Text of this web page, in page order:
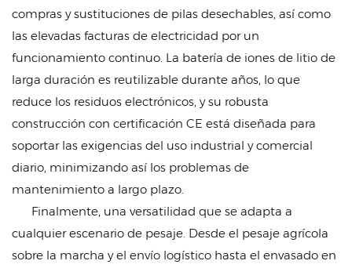
compras y sustituciones de pilas desechables, así como
las elevadas facturas de electricidad por un
funcionamiento continuo. La batería de iones de litio de
larga duración es reutilizable durante años, lo que
reduce los residuos electrónicos, y su robusta
construcción con certificación CE está diseñada para
soportar las exigencias del uso industrial y comercial
diario, minimizando así los problemas de
mantenimiento a largo plazo.
Finalmente, una versatilidad que se adapta a
cualquier escenario de pesaje. Desde el pesaje agrícola
sobre la marcha y el envío logístico hasta el envasado en